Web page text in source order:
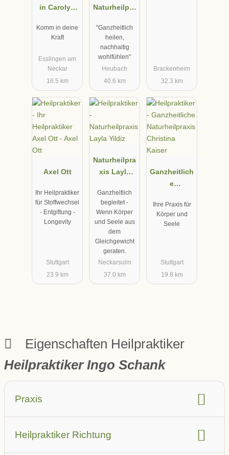
in Carolyn
Komm in deine
Kraft
Esslingen am
Neckar
16.5 km
Naturheilpra
"Ganzheitlich
heilen,
nachhaltig
wohlfühlen"
Heubach
40.6 km
Brackenheim
32.3 km
Axel Ott
Ihr Heilpraktiker
für Stoffwechsel
- Entgiftung -
Longevity
Stuttgart
23.9 km
Naturheilpra
xis Layla
Ganzheitlich
begleitet -
Wenn Körper
und Seele aus
dem
Gleichgewicht
geraten.
Neckarsulm
37.0 km
Ganzheitlich
e
xis Christina
Kaiser
Ihre Praxis für
Körper und
Seele
Stuttgart
19.8 km
Eigenschaften Heilpraktiker
Heilpraktiker Ingo Schank
Praxis
Heilpraktiker Richtung